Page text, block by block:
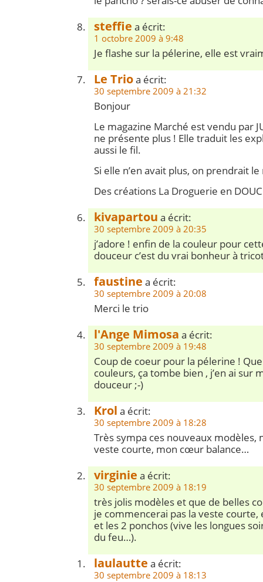
steffie a écrit:
1 octobre 2009 à 9:48
Je flashe sur la pélerine, elle est
Le Trioa écrit:
30 septembre 2009 à 21:32
Bonjour
Le magazine Marché est vendu par
ne présente plus ! Elle traduit les
aussi le fil.
Si elle n’en avait plus, on prendrait
Des créations La Droguerie en
kivapartou a écrit:
30 septembre 2009 à 20:35
j’adore ! enfin de la couleur pour
douceur c’est du vrai bonheur à
faustine a écrit:
30 septembre 2009 à 20:08
Merci le trio
l'Ange Mimosa a écrit:
30 septembre 2009 à 19:48
Coup de coeur pour la pélerine !
couleurs, ça tombe bien , j’en ai sur
douceur ;-)
Krol a écrit:
30 septembre 2009 à 18:28
Très sympa ces nouveaux modèles,
veste courte, mon cœur balance…
virginie a écrit:
30 septembre 2009 à 18:19
très jolis modèles et que de belles
je commencerai pas la veste
et les 2 ponchos (vive les longues
du feu…).
laulautte a écrit:
30 septembre 2009 à 18:13